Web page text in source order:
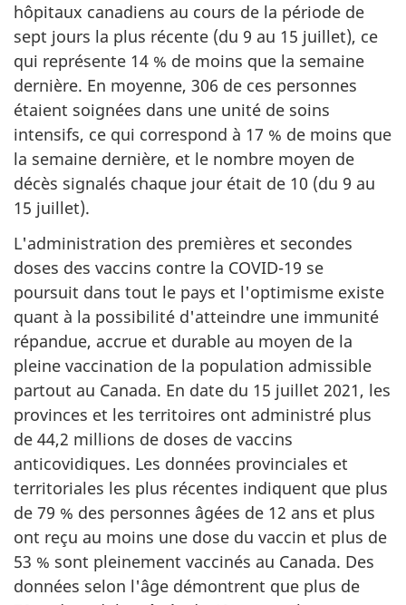
hôpitaux canadiens au cours de la période de
sept jours la plus récente (du 9 au 15 juillet), ce
qui représente 14 % de moins que la semaine
dernière. En moyenne, 306 de ces personnes
étaient soignées dans une unité de soins
intensifs, ce qui correspond à 17 % de moins que
la semaine dernière, et le nombre moyen de
décès signalés chaque jour était de 10 (du 9 au
15 juillet).
L'administration des premières et secondes
doses des vaccins contre la COVID-19 se
poursuit dans tout le pays et l'optimisme existe
quant à la possibilité d'atteindre une immunité
répandue, accrue et durable au moyen de la
pleine vaccination de la population admissible
partout au Canada. En date du 15 juillet 2021, les
provinces et les territoires ont administré plus
de 44,2 millions de doses de vaccins
anticovidiques. Les données provinciales et
territoriales les plus récentes indiquent que plus
de 79 % des personnes âgées de 12 ans et plus
ont reçu au moins une dose du vaccin et plus de
53 % sont pleinement vaccinés au Canada. Des
données selon l'âge démontrent que plus de